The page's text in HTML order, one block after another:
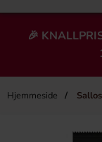
🎉
Hjemmeside